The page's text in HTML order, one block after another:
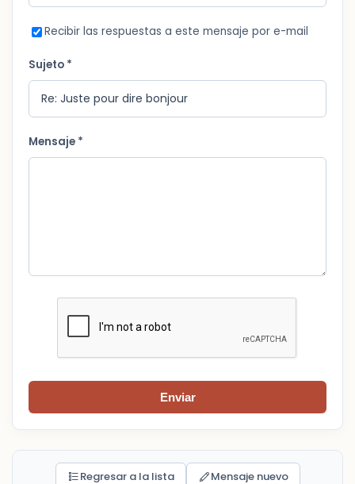
Recibir las respuestas a este mensaje por e-mail
Sujeto *
Mensaje *
Enviar
Regresar a la lista Mensaje nuevo